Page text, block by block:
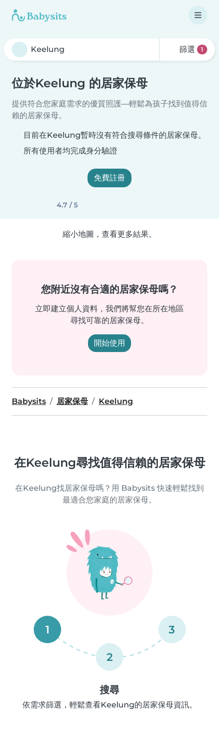
篩選 1
位於Keelung 的居家保母
提供符合您家庭需求的優質照護—輕鬆為孩子找到值得信
賴的居家保母。
目前在Keelung暫時沒有符合搜尋條件的居家保母。
所有使用者均完成身分驗證
免費註冊
4.7 / 5
縮小地圖，查看更多結果。
您附近沒有合適的居家保母嗎？
立即建立個人資料，我們將幫您在所在地區
尋找可靠的居家保母。
開始使用
Babysits 居家保母 Keelung
在Keelung尋找值得信賴的居家保母
在Keelung找居家保母嗎？用 Babysits 快速輕鬆找到
最適合您家庭的居家保母。
1
2
3
搜尋
依需求篩選，輕鬆查看Keelung的居家保母資訊。